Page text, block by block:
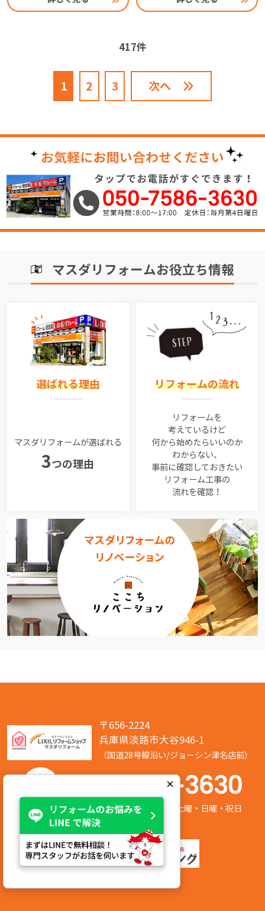
417件
1 2 3 次へ
マスダリフォームお役立ち情報
選ばれる理由
マスダリフォームが選ばれる
3つの理由
リフォームの流れ
リフォームを
考えているけど
何から始めたらいいのか
わからない、
事前に確認しておきたい
リフォーム工事の
流れを確認！
〒656-2224
兵庫県淡路市大谷946-1
（国道28号線沿い/ジョーシン津名店前）
050-7586-3630
営業時間:8:00～17:00 定休日:第2/第4土曜・日曜・祝日
×